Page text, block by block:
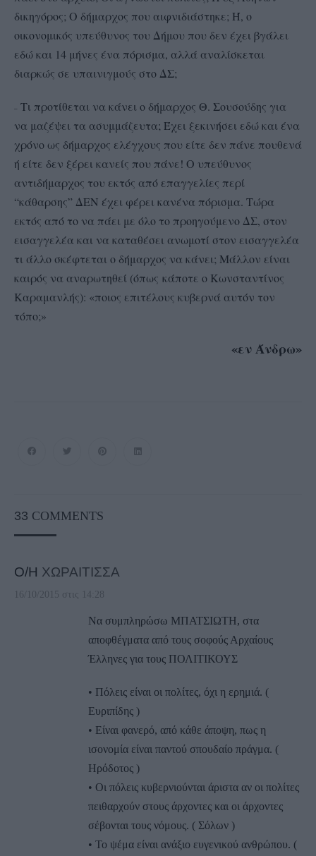
δικηγόρος; Ο δήμαρχος που αιφνιδιάστηκε; Ή, ο
οικονομικός υπεύθυνος του Δήμου που δεν έχει βγάλει
εδώ και 14 μήνες ένα πόρισμα, αλλά αναλίσκεται
διαρκώς σε υπαινιγμούς στο ΔΣ;
– Τι προτίθεται να κάνει ο δήμαρχος Θ. Σουσούδης για
να μαζέψει τα ασυμμάζευτα; Έχει ξεκινήσει εδώ και ένα
χρόνο ως δήμαρχος ελέγχους που είτε δεν πάνε πουθενά
ή είτε δεν ξέρει κανείς που πάνε! Ο υπεύθυνος
αντιδήμαρχος του εκτός από επαγγελίες περί
“κάθαρσης” ΔΕΝ έχει φέρει κανένα πόρισμα. Τώρα
εκτός από το να πάει με όλο το προηγούμενο ΔΣ, στον
εισαγγελέα και να καταθέσει ανωμοτί στον εισαγγελέα
τι άλλο σκέφτεται ο δήμαρχος να κάνει; Μάλλον είναι
καιρός να αναρωτηθεί (όπως κάποτε ο Κωνσταντίνος
Καραμανλής): «ποιος επιτέλους κυβερνά αυτόν τον
τόπο;»
«εν Άνδρω»
33 COMMENTS
Ο/Η ΧΩΡΑΙΤΙΣΣΑ
16/10/2015 στις 14:28
Να συμπληρώσω ΜΠΑΤΣΙΩΤΗ, στα
αποφθέγματα από τους σοφούς Αρχαίους
Έλληνες για τους ΠΟΛΙΤΙΚΟΥΣ
• Πόλεις είναι οι πολίτες, όχι η ερημιά. (
Ευριπίδης )
• Είναι φανερό, από κάθε άποψη, πως η
ισονομία είναι παντού σπουδαίο πράγμα. (
Ηρόδοτος )
• Οι πόλεις κυβερνιούνται άριστα αν οι πολίτες
πειθαρχούν στους άρχοντες και οι άρχοντες
σέβονται τους νόμους. ( Σόλων )
• Το ψέμα είναι ανάξιο ευγενικού ανθρώπου. (